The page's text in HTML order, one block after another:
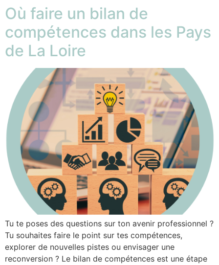
Où faire un bilan de
compétences dans les Pays
de La Loire
Tu te poses des questions sur ton avenir professionnel ?
Tu souhaites faire le point sur tes compétences,
explorer de nouvelles pistes ou envisager une
reconversion ? Le bilan de compétences est une étape